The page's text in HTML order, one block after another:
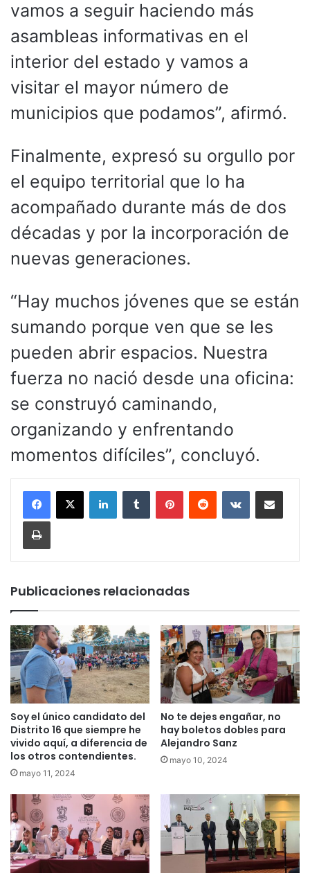
vamos a seguir haciendo más
asambleas informativas en el
interior del estado y vamos a
visitar el mayor número de
municipios que podamos”, afirmó.
Finalmente, expresó su orgullo por
el equipo territorial que lo ha
acompañado durante más de dos
décadas y por la incorporación de
nuevas generaciones.
“Hay muchos jóvenes que se están
sumando porque ven que se les
pueden abrir espacios. Nuestra
fuerza no nació desde una oficina:
se construyó caminando,
organizando y enfrentando
momentos difíciles”, concluyó.
LinkedInTumblr PinterestReddit VKontakteCompartir por
Imprimir
Publicaciones relacionadas
Soy el único candidato del
Distrito 16 que siempre he
vivido aquí, a diferencia de
los otros contendientes.
mayo 11, 2024
No te dejes engañar, no
hay boletos dobles para
Alejandro Sanz
mayo 10, 2024